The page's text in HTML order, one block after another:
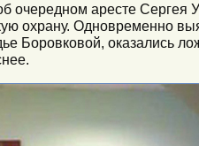
очередном аресте Сергея
охрану. Одновременно
Боровковой, оказались